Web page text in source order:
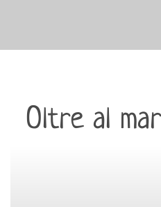
Oltre al